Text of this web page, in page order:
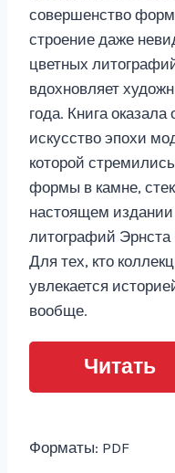
совершенство
строение даже
цветных
вдохновляет
года. Книга
искусство эпохи
которой
формы в камне,
настоящем
литографий Эрнста
Для тех, кто
увлекается
вообще.
Читать
Форматы: PDF